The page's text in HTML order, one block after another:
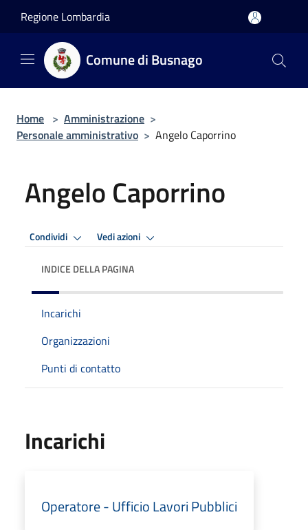
Regione Lombardia
Comune di Busnago
Home > Amministrazione >
Personale amministrativo > Angelo Caporrino
Angelo Caporrino
Condividi Vedi azioni
INDICE DELLA PAGINA
Incarichi
Organizzazioni
Punti di contatto
Incarichi
Operatore - Ufficio Lavori Pubblici